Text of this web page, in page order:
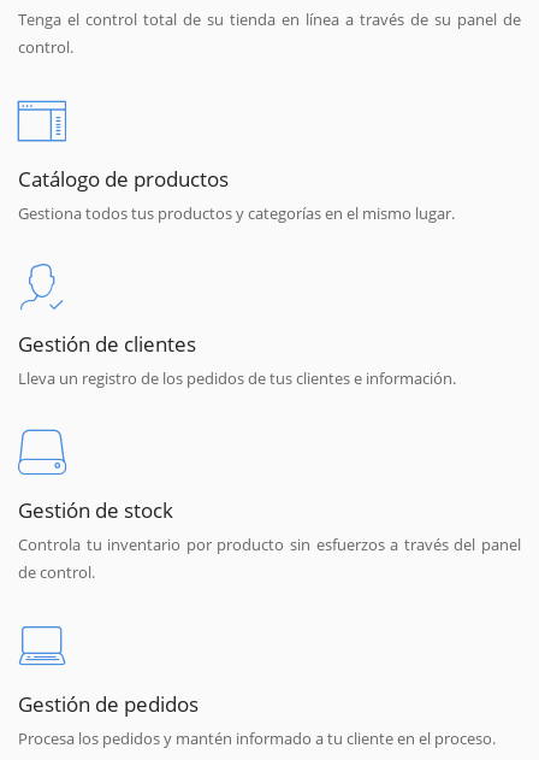
Tenga el control total de su tienda en línea a través de su panel de
control.
Catálogo de productos
Gestiona todos tus productos y categorías en el mismo lugar.
Gestión de clientes
Lleva un registro de los pedidos de tus clientes e información.
Gestión de stock
Controla tu inventario por producto sin esfuerzos a través del panel
de control.
Gestión de pedidos
Procesa los pedidos y mantén informado a tu cliente en el proceso.